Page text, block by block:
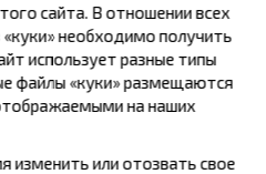
скидки и другие интересные
на получение новостей и
сайта. В отношении всех
необходимо получить
использует разные типы
файлы «куки» размещаются
на наших
или отозвать свое